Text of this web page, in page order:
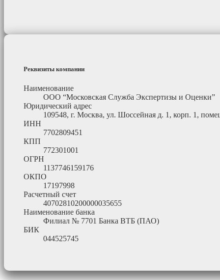
Реквизиты компании
Наименование
ООО “Московская Служба Экспертизы и Оценки”
Юридический адрес
109548, г. Москва, ул. Шоссейная д. 1, корп. 1,
ИНН
7702809451
КПП
772301001
ОГРН
1137746159176
ОКПО
17197998
Расчетный счет
40702810200000035655
Наименование банка
Филиал № 7701 Банка ВТБ (ПАО)
БИК
044525745